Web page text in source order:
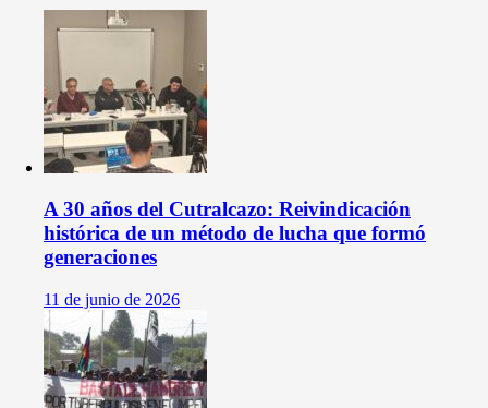
A 30 años del Cutralcazo: Reivindicación
histórica de un método de lucha que formó
generaciones
11 de junio de 2026